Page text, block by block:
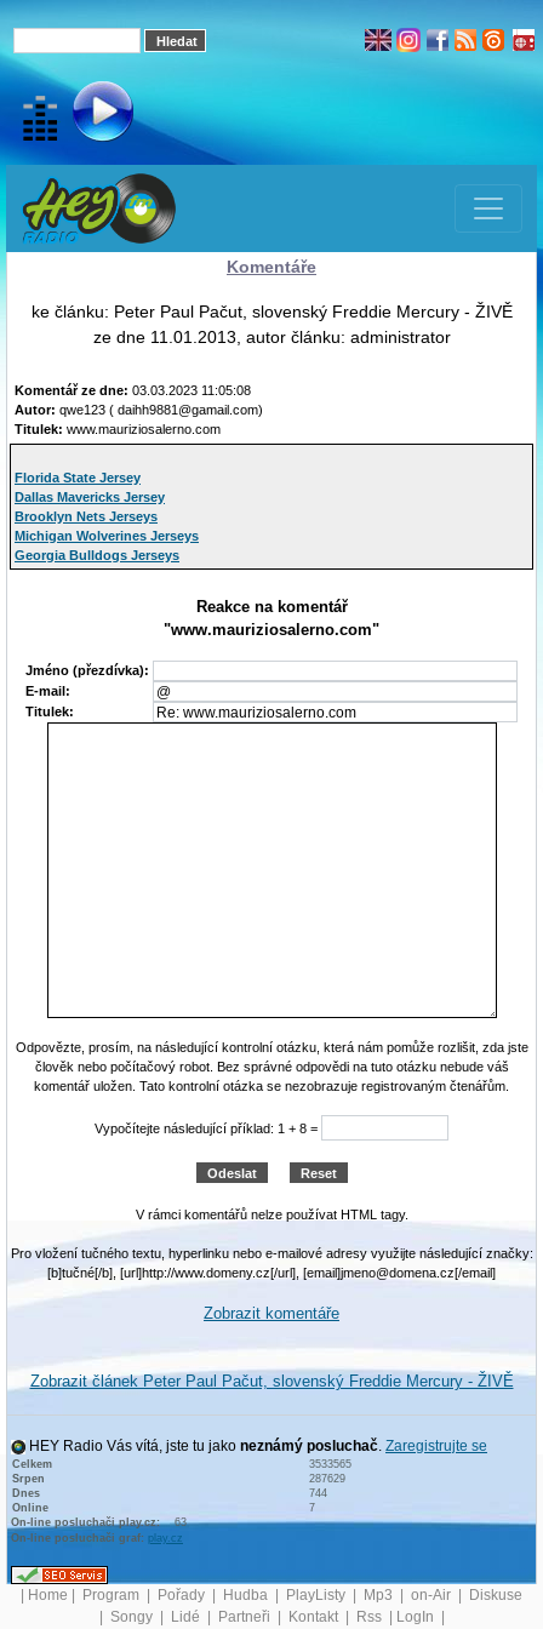
Komentáře
ke článku: Peter Paul Pačut, slovenský Freddie Mercury - ŽIVĚ
ze dne 11.01.2013, autor článku: administrator
Komentář ze dne: 03.03.2023 11:05:08
Autor: qwe123 ( daihh9881@gamail.com)
Titulek: www.mauriziosalerno.com
Florida State Jersey
Dallas Mavericks Jersey
Brooklyn Nets Jerseys
Michigan Wolverines Jerseys
Georgia Bulldogs Jerseys
Reakce na komentář
"www.mauriziosalerno.com"
Jméno (přezdívka):
E-mail:
Titulek:
Odpovězte, prosím, na následující kontrolní otázku, která nám pomůže rozlišit, zda jste
člověk nebo počítačový robot. Bez správné odpovědi na tuto otázku nebude váš
komentář uložen. Tato kontrolní otázka se nezobrazuje registrovaným čtenářům.
Vypočítejte následující příklad: 1 + 8 =
V rámci komentářů nelze používat HTML tagy.
Pro vložení tučného textu, hyperlinku nebo e-mailové adresy využijte následující značky:
[b]tučné[/b], [url]http://www.domeny.cz[/url], [email]jmeno@domena.cz[/email]
Zobrazit komentáře
Zobrazit článek Peter Paul Pačut, slovenský Freddie Mercury - ŽIVĚ
HEY Radio Vás vítá, jste tu jako neznámý posluchač. Zaregistrujte se
Celkem
3533565
Srpen
287629
Dnes
744
Online
7
On-line posluchači play.cz:
63
On-line posluchači graf: play.cz
Home Program Pořady Hudba PlayListy Mp3 on-Air
Diskuse
Songy Lidé Partneři Kontakt Rss LogIn